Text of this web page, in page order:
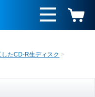
たCD-R生ディスク